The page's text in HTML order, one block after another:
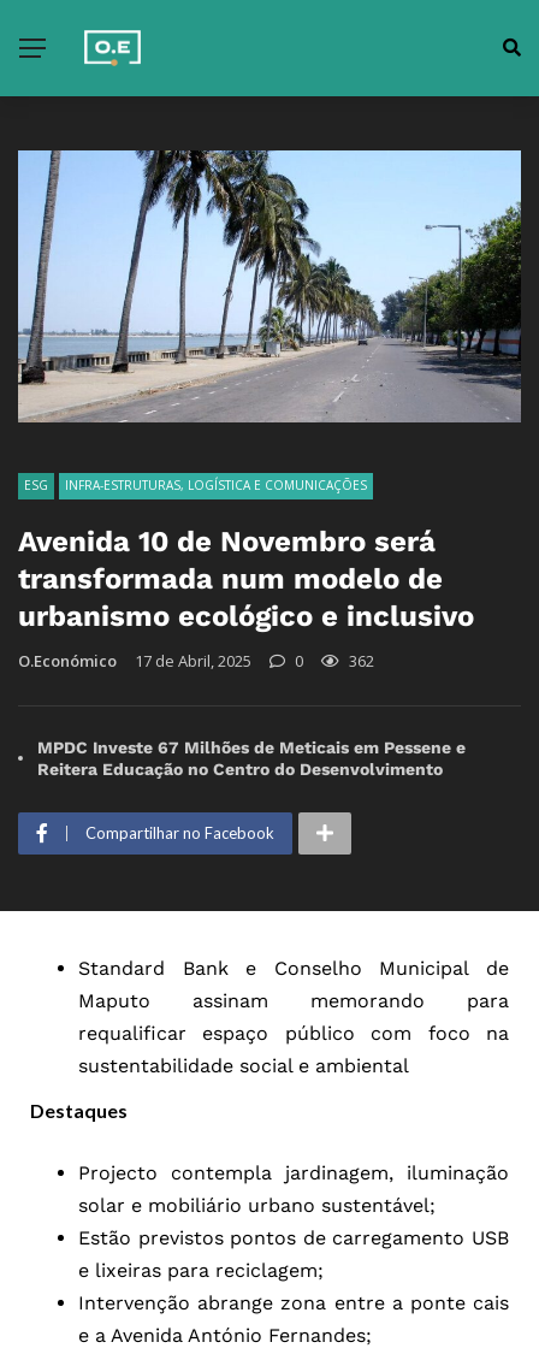
ESG INFRA-ESTRUTURAS, LOGÍSTICA E COMUNICAÇÕES
Avenida 10 de Novembro será
transformada num modelo de
urbanismo ecológico e inclusivo
O.Económico 17 de Abril, 2025 0 362
MPDC Investe 67 Milhões de Meticais em Pessene e
Reitera Educação no Centro do Desenvolvimento
Compartilhar no Facebook
Standard Bank e Conselho Municipal de
Maputo assinam memorando para
requalificar espaço público com foco na
sustentabilidade social e ambiental
Destaques
Projecto contempla jardinagem, iluminação
solar e mobiliário urbano sustentável;
Estão previstos pontos de carregamento USB
e lixeiras para reciclagem;
Intervenção abrange zona entre a ponte cais
e a Avenida António Fernandes;